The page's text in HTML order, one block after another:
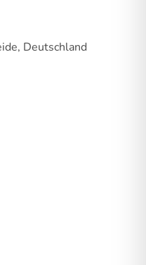
Deutschland